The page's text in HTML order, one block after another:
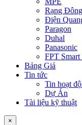
Rạng Đông
Điện
Paragon
Duhal
Panasonic
FPT
Bảng Giá
Tin tức
Tin hoạt
Dự Án
Tài liệu kỹ thuật
×